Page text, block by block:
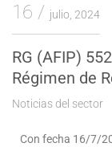
16 julio, 2024
RG (AFIP)
Régimen de
Noticias del sector
Con fecha 16/7/